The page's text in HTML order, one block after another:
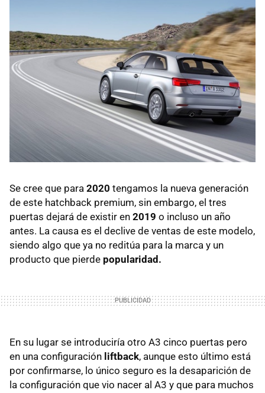
Se cree que para 2020 tengamos la nueva generación
de este hatchback premium, sin embargo, el tres
puertas dejará de existir en 2019 o incluso un año
antes. La causa es el declive de ventas de este modelo,
siendo algo que ya no reditúa para la marca y un
producto que pierde popularidad.
En su lugar se introduciría otro A3 cinco puertas pero
en una configuración liftback, aunque esto último está
por confirmarse, lo único seguro es la desaparición de
la configuración que vio nacer al A3 y que para muchos